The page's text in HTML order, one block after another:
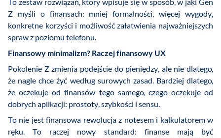
To zestaw rozwiązań, który wpisuje się w sposób, w jaki Gen
Z myśli o finansach: mniej formalności, więcej wygody,
konkretne korzyści i możliwość załatwienia najważniejszych
spraw z poziomu telefonu.
Finansowy minimalizm? Raczej finansowy UX
Pokolenie Z zmienia podejście do pieniędzy, ale nie dlatego,
że nagle chce żyć według surowych zasad. Bardziej dlatego,
że oczekuje od finansów tego samego, czego oczekuje od
dobrych aplikacji: prostoty, szybkości i sensu.
To nie jest finansowa rewolucja z notesem i kalkulatorem w
ręku. To raczej nowy standard: finanse mają być